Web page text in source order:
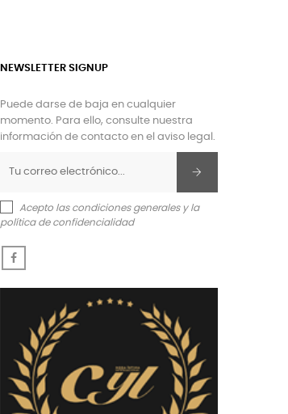
NEWSLETTER SIGNUP
Puede darse de baja en cualquier
momento. Para ello, consulte nuestra
información de contacto en el aviso legal.
Acepto las condiciones generales y la
política de confidencialidad